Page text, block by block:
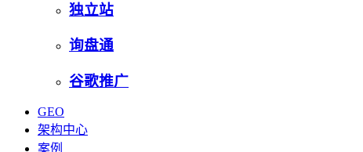
独立站
询盘通
谷歌推广
GEO
架构中心
案例